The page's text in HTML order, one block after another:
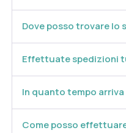
Per una migliore assunzione, la
Avvertenze
Non superare le dosi
età inferiore ai tre anni. Gli
dieta variata ed equilibrata e di
Conservare in luogo fresco ed
Dove posso trovare lo
Effettuate spedizioni
In quanto tempo
Come posso